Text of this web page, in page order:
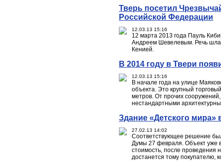
Тверь посетил
Российской Федерации
12.03.13 15:16
12 марта 2013 года Пауль
Андреем Шевелевым. Речь шла
Кенией.
В 2014 году в Твери
12.03.13 15:16
В начале года на улице
объекта. Это крупный
метров. От прочих
нестандартными
Здание «Детского мира»
27.02.13 14:02
Соответствующее решение
Думы 27 февраля. Объект уже
стоимость, после проведения
достанется тому покупателю,